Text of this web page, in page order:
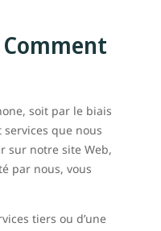
soit par le biais
que nous
sur notre site Web,
par nous, vous
tiers ou d’une